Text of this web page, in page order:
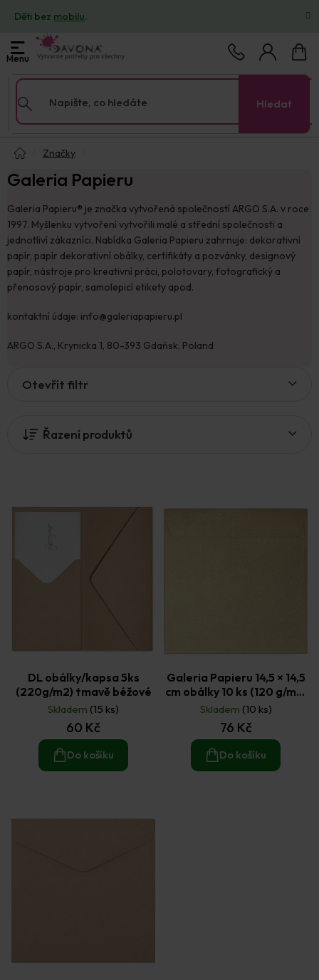
obsah
Děti bez mobilu.
Hledat
košík
Značky
Galeria Papieru
Galeria Papieru® je značka vytvořená společností ARGO S.A. v roce
1997. Myšlenku vytvoření vytvořili malé a střední společnosti a
jednotliví zákazníci. Nabídka Galeria Papieru zahrnuje: dekorativní
papír, papír dekorativní obálky, certifikáty a pozvánky, designový
papír, nástroje pro kreativní práci, polotovary, fotografický a
přenosový papír, samolepicí etikety apod.
kontaktní údaje: info@galeriapapieru.pl
ARGO S.A., Krynicka 1, 80-393 Gdańsk, Poland
Řazení produktů
Otevřít filtr
DL obálky/kapsa 5ks
(220g/m2) tmavě béžové
Skladem (15 ks)
60 Kč
Do košíku
Galeria Papieru 14,5 × 14,5
cm obálky 10 ks (120 g/m2)
perleťové zlaté
Skladem (10 ks)
76 Kč
Do košíku